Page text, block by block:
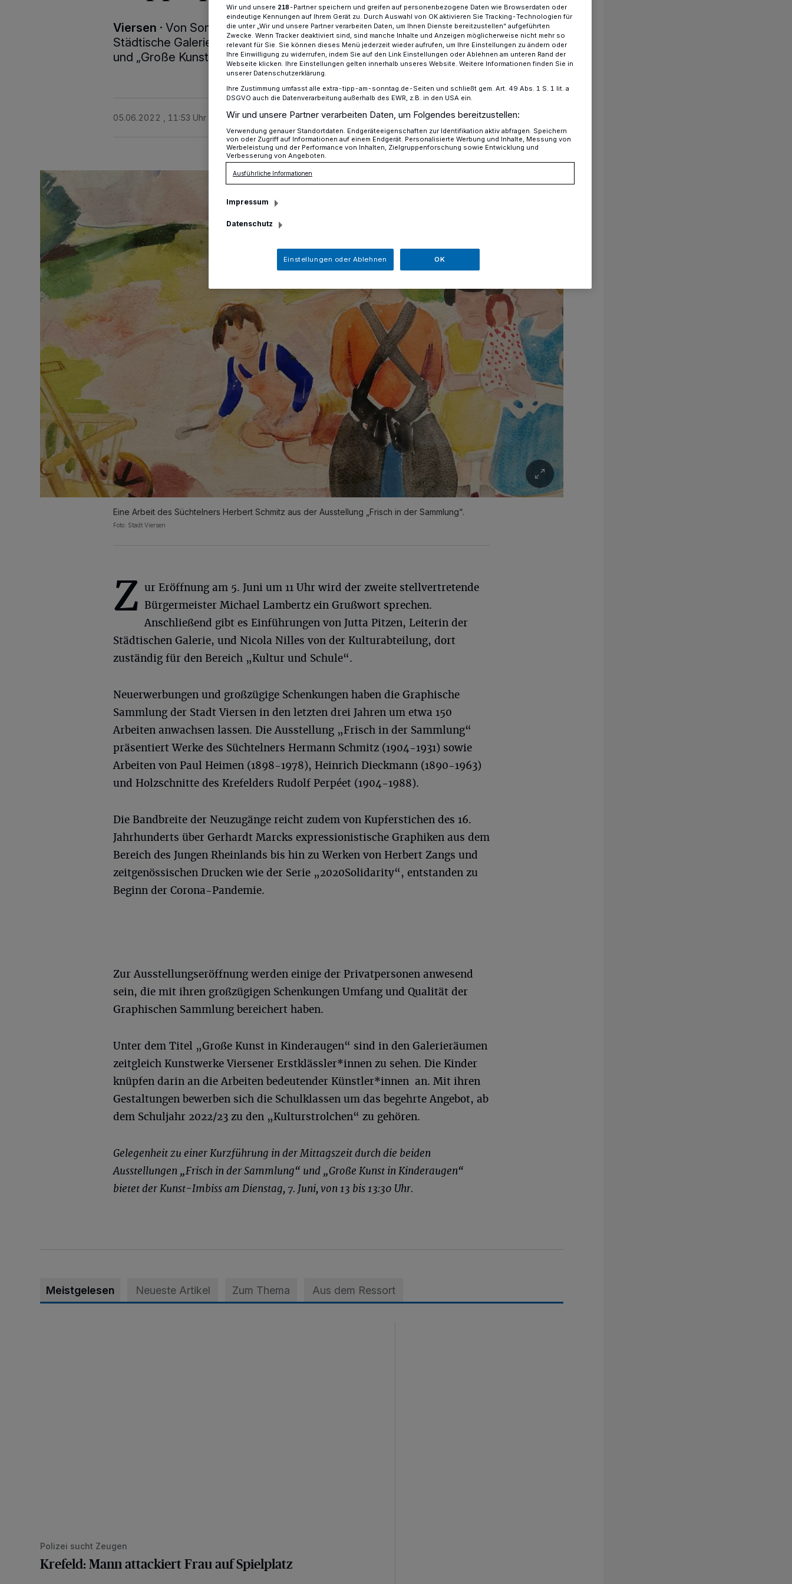
Viersen · Von Sonntag, 5. Juni, bis Sonntag, 17. Juli, präsentiert die
Städtische Galerie im Park die Ausstellungen „Frisch in der Sammlung“
und „Große Kunst in Kinderaugen“.
05.06.2022 , 11:53 Uhr Eine Minute Lesezeit
Eine Arbeit des Süchtelners Herbert Schmitz aus der Ausstellung „Frisch in der Sammlung“.
Foto: Stadt Viersen
Z ur Eröffnung am 5. Juni um 11 Uhr wird der zweite stellvertretende
Bürgermeister Michael Lambertz ein Grußwort sprechen.
Anschließend gibt es Einführungen von Jutta Pitzen, Leiterin der
Städtischen Galerie, und Nicola Nilles von der Kulturabteilung, dort
zuständig für den Bereich „Kultur und Schule“.
Neuerwerbungen und großzügige Schenkungen haben die Graphische
Sammlung der Stadt Viersen in den letzten drei Jahren um etwa 150
Arbeiten anwachsen lassen. Die Ausstellung „Frisch in der Sammlung“
präsentiert Werke des Süchtelners Hermann Schmitz (1904-1931) sowie
Arbeiten von Paul Heimen (1898-1978), Heinrich Dieckmann (1890-1963)
und Holzschnitte des Krefelders Rudolf Perpéet (1904-1988).
Die Bandbreite der Neuzugänge reicht zudem von Kupferstichen des 16.
Jahrhunderts über Gerhardt Marcks expressionistische Graphiken aus dem
Bereich des Jungen Rheinlands bis hin zu Werken von Herbert Zangs und
zeitgenössischen Drucken wie der Serie „2020Solidarity“, entstanden zu
Beginn der Corona-Pandemie.
Zur Ausstellungseröffnung werden einige der Privatpersonen anwesend
sein, die mit ihren großzügigen Schenkungen Umfang und Qualität der
Graphischen Sammlung bereichert haben.
Unter dem Titel „Große Kunst in Kinderaugen“ sind in den Galerieräumen
zeitgleich Kunstwerke Viersener Erstklässler*innen zu sehen. Die Kinder
knüpfen darin an die Arbeiten bedeutender Künstler*innen an. Mit ihren
Gestaltungen bewerben sich die Schulklassen um das begehrte Angebot, ab
dem Schuljahr 2022/23 zu den „Kulturstrolchen“ zu gehören.
Gelegenheit zu einer Kurzführung in der Mittagszeit durch die beiden
Ausstellungen „Frisch in der Sammlung“ und „Große Kunst in Kinderaugen“
bietet der Kunst-Imbiss am Dienstag, 7. Juni, von 13 bis 13:30 Uhr.
Meistgelesen Neueste Artikel Zum Thema Aus dem Ressort
Polizei sucht Zeugen
Krefeld: Mann attackiert Frau auf Spielplatz
Wir und unsere 218-Partner speichern und greifen auf personenbezogene Daten wie Browserdaten oder
eindeutige Kennungen auf Ihrem Gerät zu. Durch Auswahl von OK aktivieren Sie Tracking-Technologien für
die unter „Wir und unsere Partner verarbeiten Daten, um Ihnen Dienste bereitzustellen“ aufgeführten
Zwecke. Wenn Tracker deaktiviert sind, sind manche Inhalte und Anzeigen möglicherweise nicht mehr so
relevant für Sie. Sie können dieses Menü jederzeit wieder aufrufen, um Ihre Einstellungen zu ändern oder
Ihre Einwilligung zu widerrufen, indem Sie auf den Link Einstellungen oder Ablehnen am unteren Rand der
Webseite klicken. Ihre Einstellungen gelten innerhalb unseres Website. Weitere Informationen finden Sie in
unserer Datenschutzerklärung.
Ihre Zustimmung umfasst alle extra-tipp-am-sonntag.de-Seiten und schließt gem. Art. 49 Abs. 1 S. 1 lit. a
DSGVO auch die Datenverarbeitung außerhalb des EWR, z.B. in den USA ein.
Wir und unsere Partner verarbeiten Daten, um Folgendes bereitzustellen:
Verwendung genauer Standortdaten. Endgeräteeigenschaften zur Identifikation aktiv abfragen. Speichern
von oder Zugriff auf Informationen auf einem Endgerät. Personalisierte Werbung und Inhalte, Messung von
Werbeleistung und der Performance von Inhalten, Zielgruppenforschung sowie Entwicklung und
Verbesserung von Angeboten.
Ausführliche Informationen
Impressum
Datenschutz
Einstellungen oder Ablehnen OK